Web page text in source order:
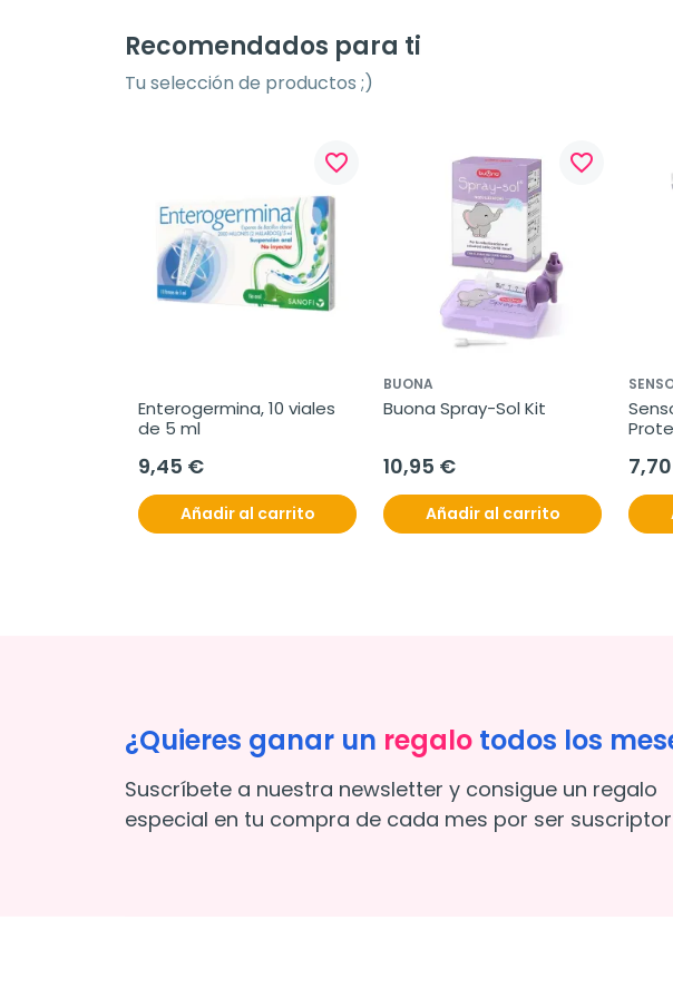
Recomendados para ti
Tu selección de productos ;)
favorite_border
Enterogermina, 10 viales
de 5 ml
9,45 €
Añadir al carrito
favorite_border
BUONA
Buona Spray-Sol Kit
10,95 €
Añadir al carrito
¿Quieres ganar un regalo todos los
Suscríbete a nuestra newsletter y consigue un regalo
especial en tu compra de cada mes por ser